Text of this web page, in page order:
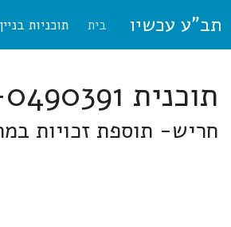
תב"ע עכשיו בית תוכניות
תוכנית 307-0490391 חריש
חריש- תוספת זכויות במרכזון מסחרי- מגרש 408